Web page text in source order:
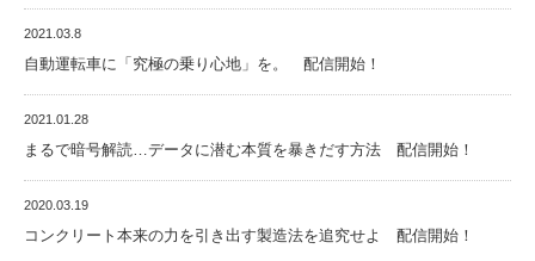
2021.03.8
自動運転車に「究極の乗り心地」を。 配信開始！
2021.01.28
まるで暗号解読…データに潜む本質を暴きだす方法 配信開始！
2020.03.19
コンクリート本来の力を引き出す製造法を追究せよ 配信開始！